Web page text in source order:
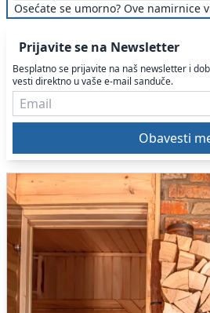
Osećate se umorno? Ove namirnice
Prijavite se na Newsletter
Besplatno se prijavite na naš newsletter i
vesti direktno u vaše e-mail sanduče.